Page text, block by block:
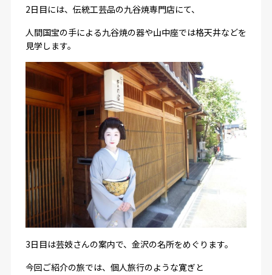
2日目には、伝統工芸品の九谷焼専門店にて、
人間国宝の手による九谷焼の器や山中座では格天井などを
見学します。
3日目は芸妓さんの案内で、金沢の名所をめぐります。
今回ご紹介の旅では、 個人旅行のような寛ぎと